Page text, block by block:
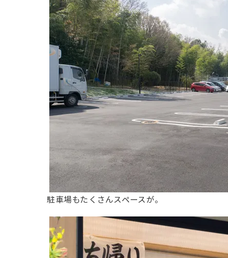
駐車場もたくさんスペースが。